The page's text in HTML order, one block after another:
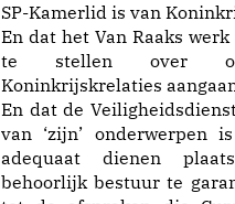
SP-Kamerlid is van
En dat het Van Raaks
te stellen over
Koninkrijskrelaties
En dat de
van ‘zijn’ onderwerpen
adequaat dienen
behoorlijk bestuur te